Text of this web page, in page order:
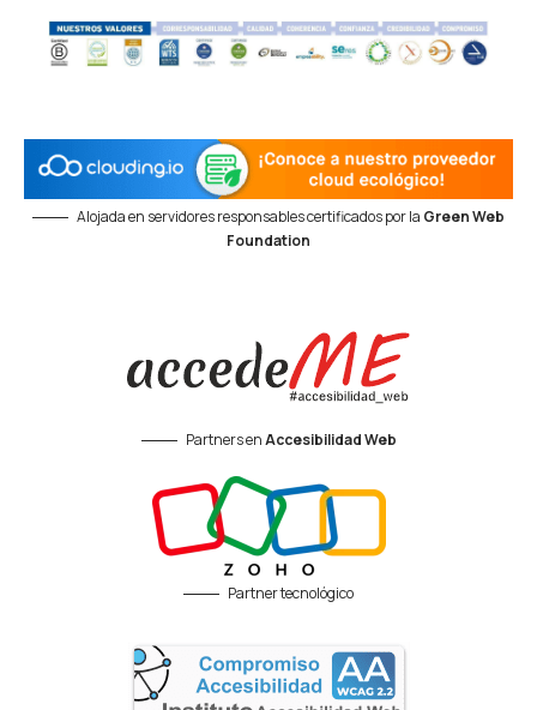
Alojada en servidores responsables certificados por la Green Web
Foundation
Partners enAccesibilidad Web
Partner tecnológico